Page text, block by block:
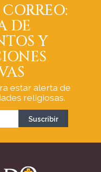
DE
Y
estar alerta de
religiosas.